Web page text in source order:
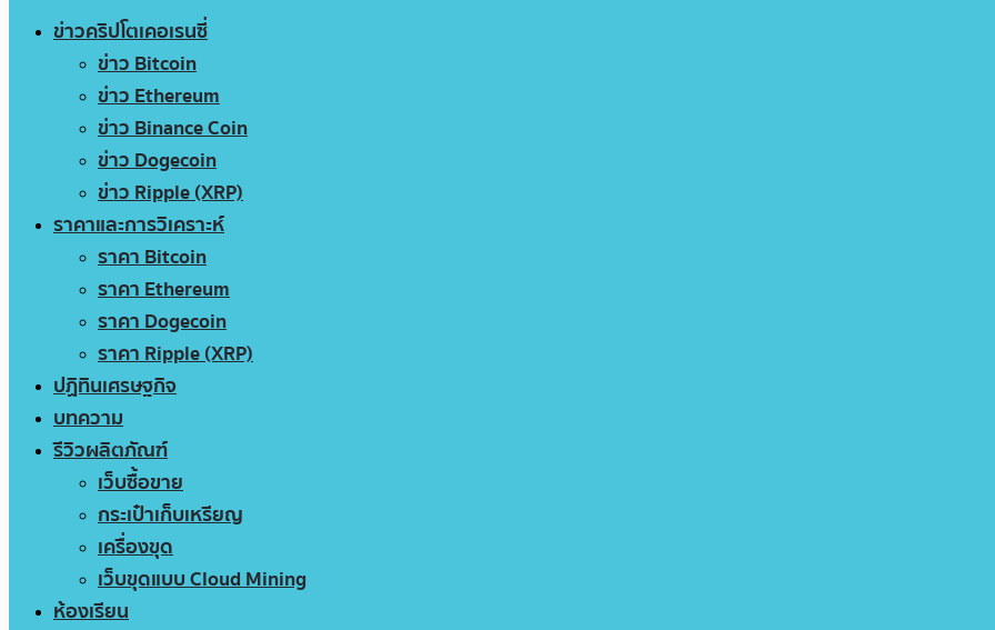
ข่าวคริปโตเคอเรนซี่
ข่าว Bitcoin
ข่าว Ethereum
ข่าว Binance Coin
ข่าว Dogecoin
ข่าว Ripple (XRP)
ราคาและการวิเคราะห์
ราคา Bitcoin
ราคา Ethereum
ราคา Dogecoin
ราคา Ripple (XRP)
ปฏิทินเศรษฐกิจ
บทความ
รีวิวผลิตภัณฑ์
เว็บซื้อขาย
กระเป๋าเก็บเหรียญ
เครื่องขุด
เว็บขุดแบบ Cloud Mining
ห้องเรียน